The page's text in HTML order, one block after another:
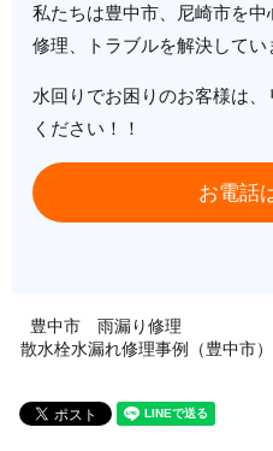
私たちは豊中市、尼崎市を
修理、トラブルを解決してい
水回りでお困りのお客様は
ください！！
お電話
豊中市 雨漏り修理
散水栓水漏れ修理事例（豊中市